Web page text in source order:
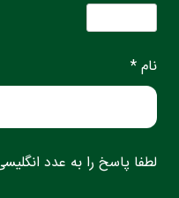
نام *
لطفا پاسخ را به عدد